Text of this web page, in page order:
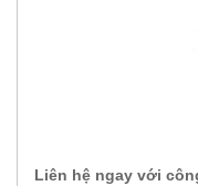
Liên hệ ngay với